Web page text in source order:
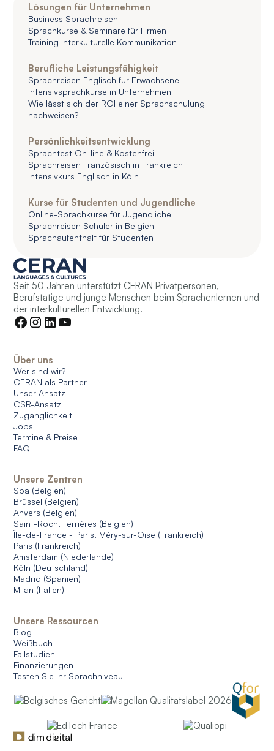
Lösungen für Unternehmen
Business Sprachreisen
Sprachkurse & Seminare für Firmen
Training Interkulturelle Kommunikation
Berufliche Leistungsfähigkeit
Sprachreisen Englisch für Erwachsene
Intensivsprachkurse in Unternehmen
Wie lässt sich der ROI einer Sprachschulung
nachweisen?
Persönlichkeitsentwicklung
Sprachtest On-line & Kostenfrei
Sprachreisen Französisch in Frankreich
Intensivkurs Englisch in Köln
Kurse für Studenten und Jugendliche
Online-Sprachkurse für Jugendliche
Sprachreisen Schüler in Belgien
Sprachaufenthalt für Studenten
Seit 50 Jahren unterstützt CERAN Privatpersonen,
Berufstätige und junge Menschen beim Sprachenlernen und
der interkulturellen Entwicklung.
Über uns
Wer sind wir?
CERAN als Partner
Unser Ansatz
CSR-Ansatz
Zugänglichkeit
Jobs
Termine & Preise
FAQ
Unsere Zentren
Spa (Belgien)
Brüssel (Belgien)
Anvers (Belgien)
Saint-Roch, Ferrières (Belgien)
Île-de-France - Paris, Méry-sur-Oise (Frankreich)
Paris (Frankreich)
Amsterdam (Niederlande)
Köln (Deutschland)
Madrid (Spanien)
Milan (Italien)
Unsere Ressourcen
Blog
Weißbuch
Fallstudien
Finanzierungen
Testen Sie Ihr Sprachniveau